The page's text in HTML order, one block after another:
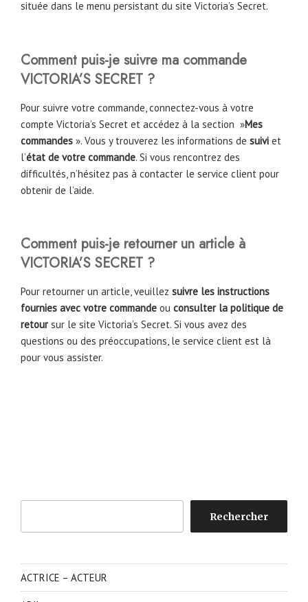
située dans le menu persistant du site Victoria’s Secret.
Comment puis-je suivre ma commande
VICTORIA’S SECRET ?
Pour suivre votre commande, connectez-vous à votre
compte Victoria’s Secret et accédez à la section »Mes
commandes ». Vous y trouverez les informations de suivi et
l’état de votre commande. Si vous rencontrez des
difficultés, n’hésitez pas à contacter le service client pour
obtenir de l’aide.
Comment puis-je retourner un article à
VICTORIA’S SECRET ?
Pour retourner un article, veuillez suivre les instructions
fournies avec votre commande ou consulter la politique de
retoursur le site Victoria’s Secret. Si vous avez des
questions ou des préoccupations, le service client est là
pour vous assister.
Rechercher
ACTRICE – ACTEUR